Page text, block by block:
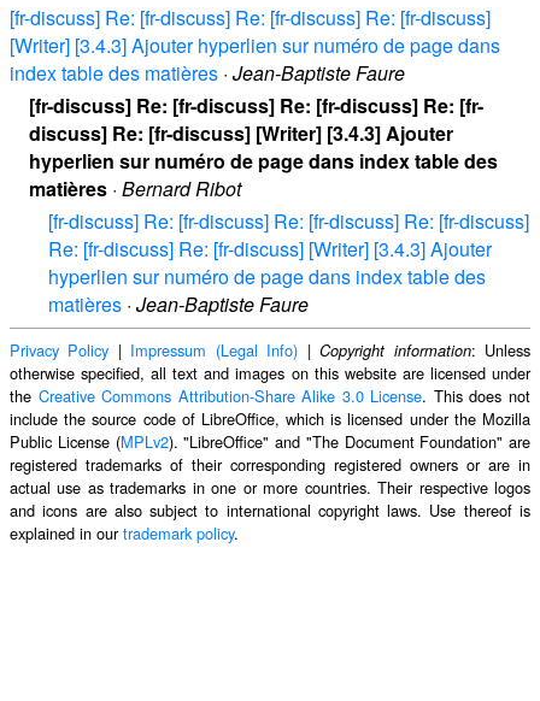
[fr-discuss] Re: [fr-discuss] Re: [fr-discuss] Re: [fr-discuss]
[Writer] [3.4.3] Ajouter hyperlien sur numéro de page dans
index table des matières · Jean-Baptiste Faure
[fr-discuss] Re: [fr-discuss] Re: [fr-discuss] Re: [fr-
discuss] Re: [fr-discuss] [Writer] [3.4.3] Ajouter
hyperlien sur numéro de page dans index table des
matières · Bernard Ribot
[fr-discuss] Re: [fr-discuss] Re: [fr-discuss] Re: [fr-discuss]
Re: [fr-discuss] Re: [fr-discuss] [Writer] [3.4.3] Ajouter
hyperlien sur numéro de page dans index table des
matières · Jean-Baptiste Faure
Privacy Policy | Impressum (Legal Info) |Copyright information: Unless
otherwise specified, all text and images on this website are licensed under
the Creative Commons Attribution-Share Alike 3.0 License. This does not
include the source code of LibreOffice, which is licensed under the Mozilla
Public License (MPLv2). "LibreOffice" and "The Document Foundation" are
registered trademarks of their corresponding registered owners or are in
actual use as trademarks in one or more countries. Their respective logos
and icons are also subject to international copyright laws. Use thereof is
explained in ourtrademark policy.